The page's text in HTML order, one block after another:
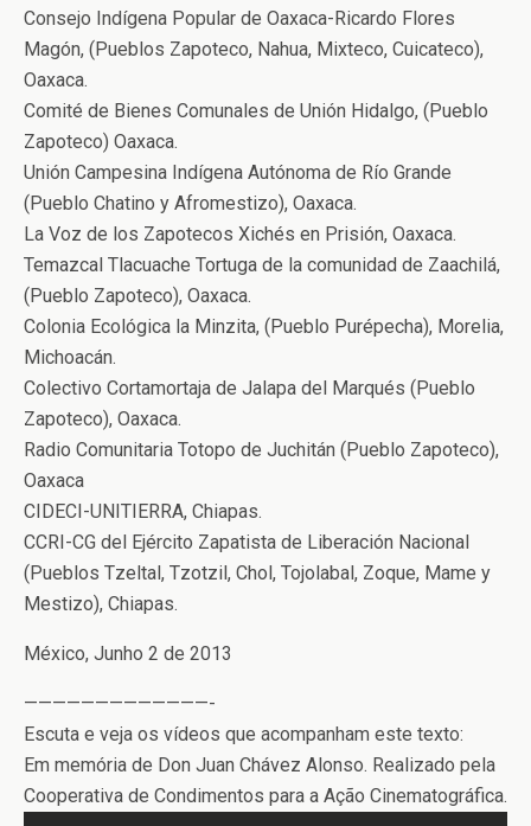
Consejo Indígena Popular de Oaxaca-Ricardo Flores
Magón, (Pueblos Zapoteco, Nahua, Mixteco, Cuicateco),
Oaxaca.
Comité de Bienes Comunales de Unión Hidalgo, (Pueblo
Zapoteco) Oaxaca.
Unión Campesina Indígena Autónoma de Río Grande
(Pueblo Chatino y Afromestizo), Oaxaca.
La Voz de los Zapotecos Xichés en Prisión, Oaxaca.
Temazcal Tlacuache Tortuga de la comunidad de Zaachilá,
(Pueblo Zapoteco), Oaxaca.
Colonia Ecológica la Minzita, (Pueblo Purépecha), Morelia,
Michoacán.
Colectivo Cortamortaja de Jalapa del Marqués (Pueblo
Zapoteco), Oaxaca.
Radio Comunitaria Totopo de Juchitán (Pueblo Zapoteco),
Oaxaca
CIDECI-UNITIERRA, Chiapas.
CCRI-CG del Ejército Zapatista de Liberación Nacional
(Pueblos Tzeltal, Tzotzil, Chol, Tojolabal, Zoque, Mame y
Mestizo), Chiapas.
México, Junho 2 de 2013
—————————————-
Escuta e veja os vídeos que acompanham este texto:
Em memória de Don Juan Chávez Alonso. Realizado pela
Cooperativa de Condimentos para a Ação Cinematográfica.